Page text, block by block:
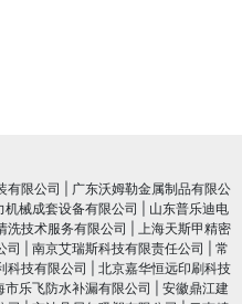
有限公司
广东沃姆勒金属制品有限公
机械成套设备有限公司
山东普乐迪电
洗技术服务有限公司
上海天斯甲精密
司 南京艾瑞斯科技有限责任公司
常
科技有限公司
北京嘉华恒远印刷科技
市乐飞防水补漏有限公司
安徽鼎江建